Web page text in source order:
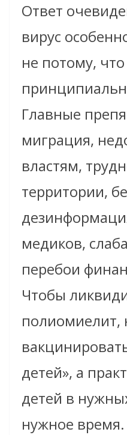
Ответ
вирус
не потому,
Главные
миграция,
властям,
территории,
медиков,
перебои
Чтобы
полиомиелит,
детей», а
детей в
нужное